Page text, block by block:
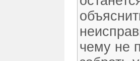
чему не